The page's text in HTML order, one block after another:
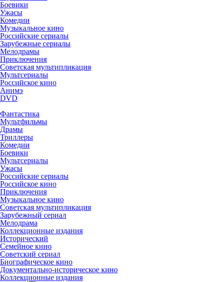
Боевики
Ужасы
Комедии
Музыкальное кино
Российские сериалы
Зарубежные сериалы
Мелодрамы
Приключения
Советская мультипликация
Мультсериалы
Российское кино
Анимэ
DVD
Фантастика
Мультфильмы
Драмы
Триллеры
Комедии
Боевики
Мультсериалы
Ужасы
Российские сериалы
Российское кино
Приключения
Музыкальное кино
Советская мультипликация
Зарубежный сериал
Мелодрама
Коллекционные издания
Исторический
Семейное кино
Советский сериал
Биографическое кино
Документально-историческое кино
Коллекционные издания